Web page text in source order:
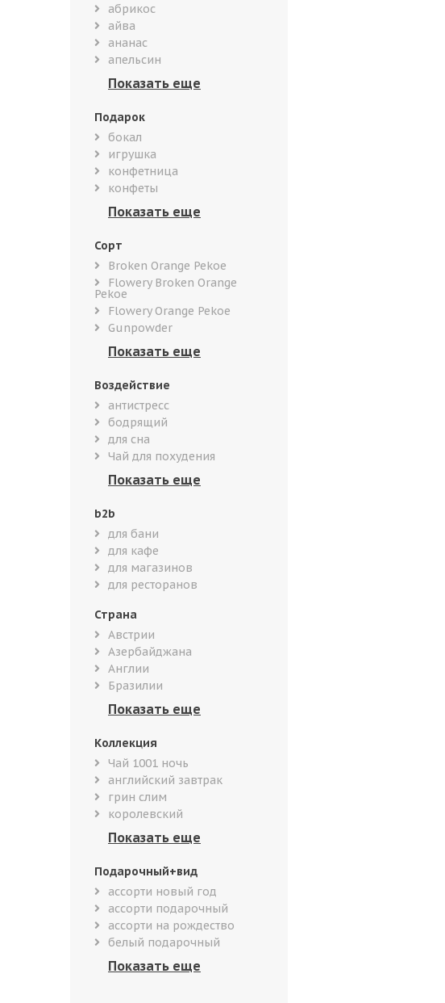
абрикос
айва
ананас
апельсин
Подарок
бокал
игрушка
конфетница
конфеты
Сорт
Broken Orange Pekoe
Flowery Broken Orange
Pekoe
Flowery Orange Pekoe
Gunpowder
Воздействие
антистресс
бодрящий
для сна
Чай для похудения
b2b
для бани
для кафе
для магазинов
для ресторанов
Страна
Австрии
Азербайджана
Англии
Бразилии
Коллекция
Чай 1001 ночь
английский завтрак
грин слим
королевский
Подарочный+вид
ассорти новый год
ассорти подарочный
ассорти на рождество
белый подарочный